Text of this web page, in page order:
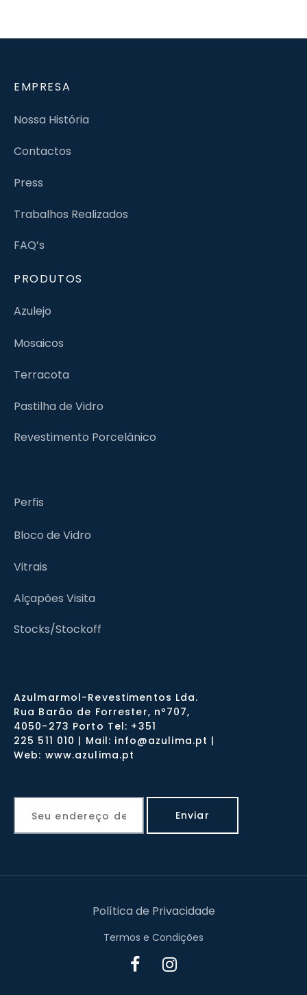
EMPRESA
Nossa História
Contactos
Press
Trabalhos Realizados
FAQ’s
PRODUTOS
Azulejo
Mosaicos
Terracota
Pastilha de Vidro
Revestimento Porcelânico
Perfis
Bloco de Vidro
Vitrais
Alçapões Visita
Stocks/Stockoff
Azulmarmol-Revestimentos Lda.
Rua Barão de Forrester, nº707,
4050-273 Porto Tel: +351
225 511 010 | Mail: info@azulima.pt |
Web: www.azulima.pt
Política de Privacidade
Termos e Condições